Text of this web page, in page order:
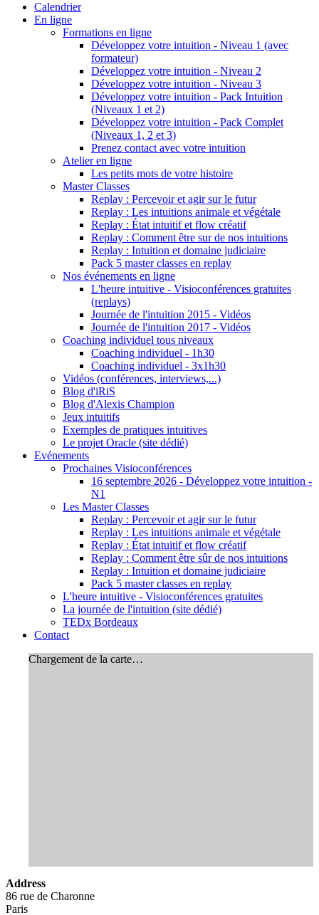
Calendrier
En ligne
Formations en ligne
Développez votre intuition - Niveau 1 (avec
formateur)
Développez votre intuition - Niveau 2
Développez votre intuition - Niveau 3
Développez votre intuition - Pack Intuition
(Niveaux 1 et 2)
Développez votre intuition - Pack Complet
(Niveaux 1, 2 et 3)
Prenez contact avec votre intuition
Atelier en ligne
Les petits mots de votre histoire
Master Classes
Replay : Percevoir et agir sur le futur
Replay : Les intuitions animale et végétale
Replay : État intuitif et flow créatif
Replay : Comment être sur de nos intuitions
Replay : Intuition et domaine judiciaire
Pack 5 master classes en replay
Nos événements en ligne
L'heure intuitive - Visioconférences gratuites
(replays)
Journée de l'intuition 2015 - Vidéos
Journée de l'intuition 2017 - Vidéos
Coaching individuel tous niveaux
Coaching individuel - 1h30
Coaching individuel - 3x1h30
Vidéos (conférences, interviews,...)
Blog d'iRiS
Blog d'Alexis Champion
Jeux intuitifs
Exemples de pratiques intuitives
Le projet Oracle (site dédié)
Evénements
Prochaines Visioconférences
16 septembre 2026 - Développez votre intuition -
N1
Les Master Classes
Replay : Percevoir et agir sur le futur
Replay : Les intuitions animale et végétale
Replay : État intuitif et flow créatif
Replay : Comment être sûr de nos intuitions
Replay : Intuition et domaine judiciaire
Pack 5 master classes en replay
L'heure intuitive - Visioconférences gratuites
La journée de l'intuition (site dédié)
TEDx Bordeaux
Contact
Chargement de la carte…
Address
86 rue de Charonne
Paris